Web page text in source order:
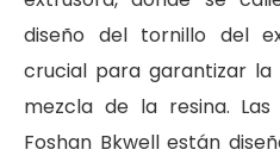
diseño del tornillo del
crucial para garantizar
mezcla de la resina.
Foshan Bkwell están